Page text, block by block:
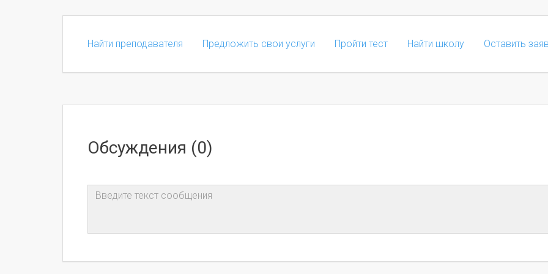
Найти преподавателя Предложить свои услуги Пройти тест Найти школу Оставить
Обсуждения (0)